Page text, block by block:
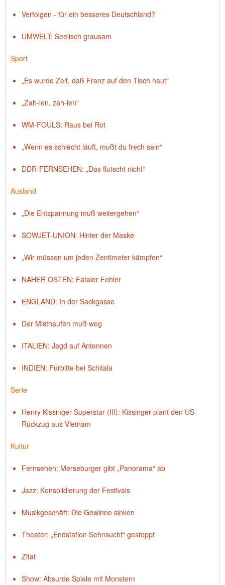
Verfolgen - für ein besseres Deutschland?
UMWELT: Seelisch grausam
Sport
„Es wurde Zeit, daß Franz auf den Tisch haut“
„Zah-len, zah-len“
WM-FOULS: Raus bei Rot
„Wenn es schlecht läuft, mußt du frech sein“
DDR-FERNSEHEN: „Das flutscht nicht“
Ausland
„Die Entspannung muß weitergehen“
SOWJET-UNION: Hinter der Maske
„Wir müssen um jeden Zentimeter kämpfen“
NAHER OSTEN: Fataler Fehler
ENGLAND: In der Sackgasse
Der Misthaufen muß weg
ITALIEN: Jagd auf Antennen
INDIEN: Fürbitte bei Schitala
Serie
Henry Kissinger Superstar (III): Kissinger plant den US-
Rückzug aus Vietnam
Kultur
Fernsehen: Merseburger gibt „Panorama“ ab
Jazz: Konsolidierung der Festivals
Musikgeschäft: Die Gewinne sinken
Theater: „Endstation Sehnsucht“ gestoppt
Zitat
Show: Absurde Spiele mit Monstern